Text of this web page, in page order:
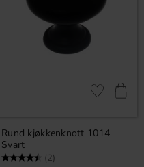
Rund kjøkkenknott 1014
Svart
Karakter: (2)
Lagre som